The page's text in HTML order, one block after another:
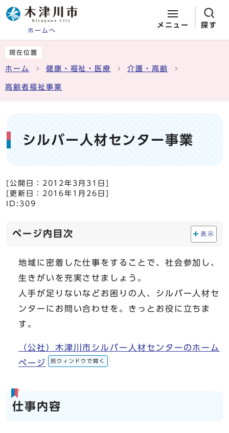
ホームへ
メニュー 探す
現在位置
ホーム 健康・福祉・医療 介護・高齢
高齢者福祉事業
シルバー人材センター事業
[公開日： 2012年3月31日
[更新日： 2016年1月26日
ID:309
ページ内目次 表示
地域に密着した仕事をすることで、社会参加し、
生きがいを充実させましょう。
人手が足りないなどお困りの人、シルバー人材セ
ンターにお問い合わせを。きっとお役に立ちま
す。
（公社）木津川市シルバー人材センターのホーム
ページ
別ウィンドウで開く
仕事内容